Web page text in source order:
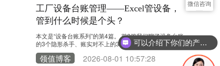
工厂设备台账管理——Excel管设备，
管到什么时候是个头？
本文是“设备台账系列”的第4篇。 前3篇我们聊了设备台账
的3个隐形杀手、账实对不上的3个病根、一台设备在Exc
el里的“失踪”全过程。今天，我们来回答那个终极问题：E
xcel管设备，到底管到什么时候是个头？ 很多工厂的设备
领值博客 2026-08-01 10:57:28
工厂设
踪”的？
本文是“设
设备台账
我们跟着
上1450台
领值博
微信咨询
可以介绍下你们的产品么？